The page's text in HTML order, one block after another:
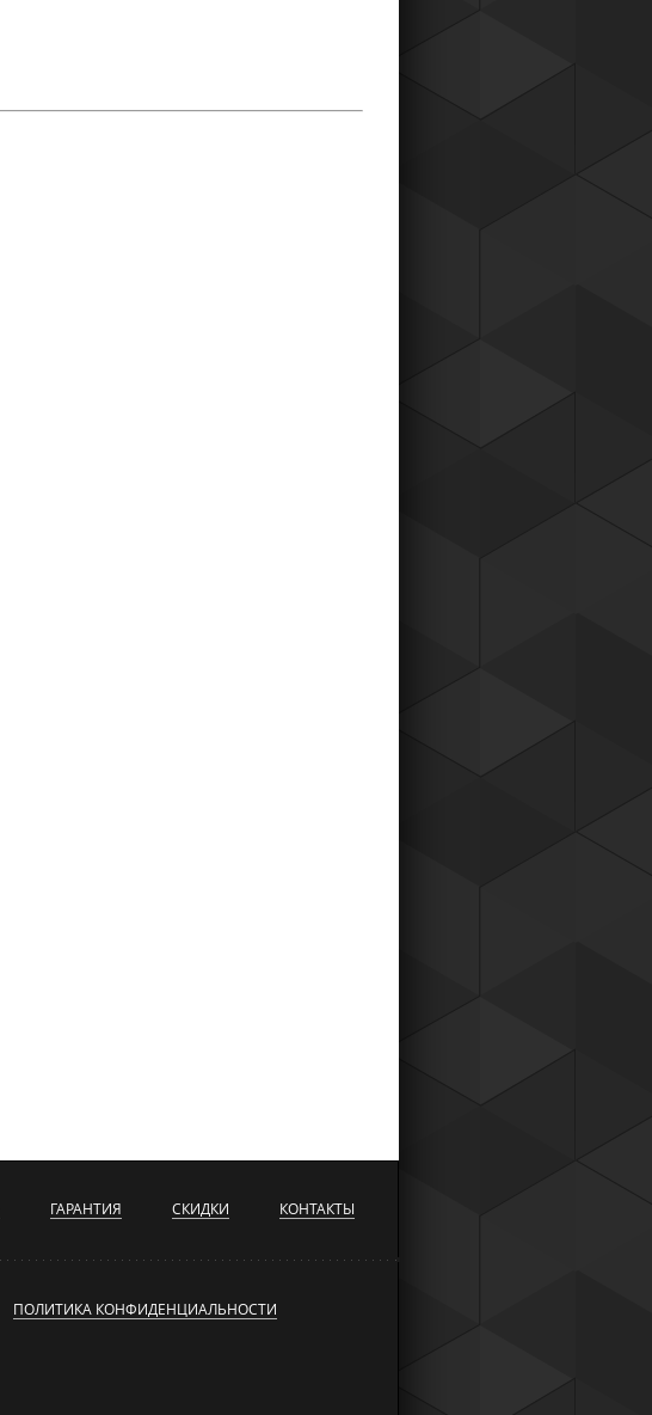
ГАРАНТИЯ СКИДКИ КОНТАКТЫ
ПОЛИТИКА КОНФИДЕНЦИАЛЬНОСТИ